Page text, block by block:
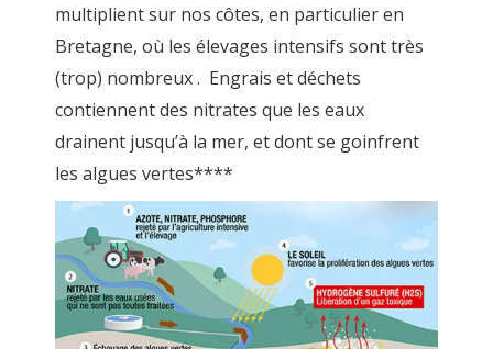
multiplient sur nos côtes, en particulier en
Bretagne, où les élevages intensifs sont très
(trop) nombreux . Engrais et déchets
contiennent des nitrates que les eaux
drainent jusqu’à la mer, et dont se goinfrent
les algues vertes****